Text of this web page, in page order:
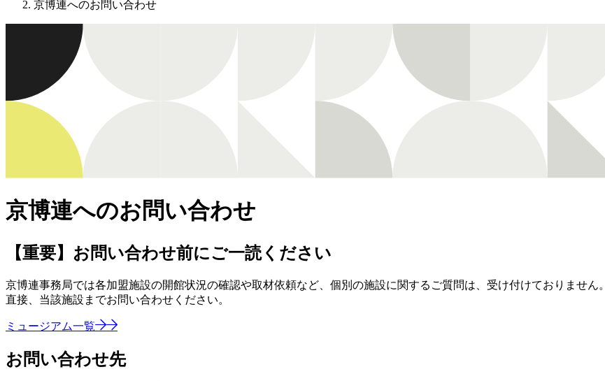
京博連へのお問い合わせ
京博連へのお問い合わせ
【重要】お問い合わせ前にご一読ください
京博連事務局では各加盟施設の開館状況の確認や取材依頼など、個別の施設に関するご質問は、受け付けておりません。
直接、当該施設までお問い合わせください。
ミュージアム一覧
お問い合わせ先